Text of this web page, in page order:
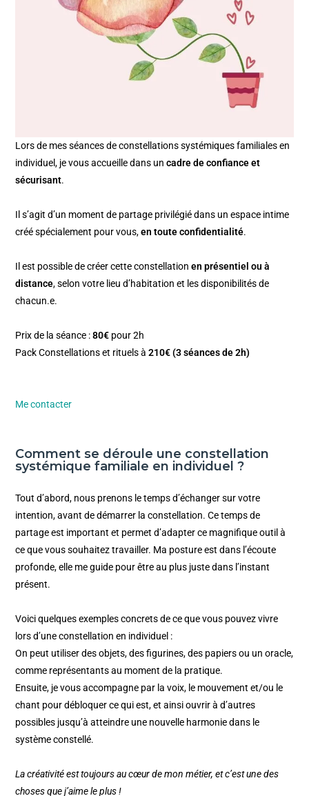
Lors de mes séances de constellations systémiques familiales en
individuel, je vous accueille dans uncadre de confiance et
sécurisant.
Il s’agit d’un moment de partage privilégié dans un espace intime
créé spécialement pour vous,en toute confidentialité.
Il est possible de créer cette constellationen présentiel ou à
distance, selon votre lieu d’habitation et les disponibilités de
chacun.e.
Prix de la séance :80€ pour 2h
Pack Constellations et rituels à210€ (3 séances de 2h)
Me contacter
Comment se déroule une constellation
systémique familiale en individuel ?
Tout d’abord, nous prenons le temps d’échanger sur votre
intention, avant de démarrer la constellation. Ce temps de
partage est important et permet d’adapter ce magnifique outil à
ce que vous souhaitez travailler. Ma posture est dans l’écoute
profonde, elle me guide pour être au plus juste dans l’instant
présent.
Voici quelques exemples concrets de ce que vous pouvez vivre
lors d’une constellation en individuel :
On peut utiliser des objets, des figurines, des papiers ou un oracle,
comme représentants au moment de la pratique.
Ensuite, je vous accompagne par la voix, le mouvement et/ou le
chant pour débloquer ce qui est, et ainsi ouvrir à d’autres
possibles jusqu’à atteindre une nouvelle harmonie dans le
système constellé.
La créativité est toujours au cœur de mon métier, et c’est une des
choses que j’aime le plus !